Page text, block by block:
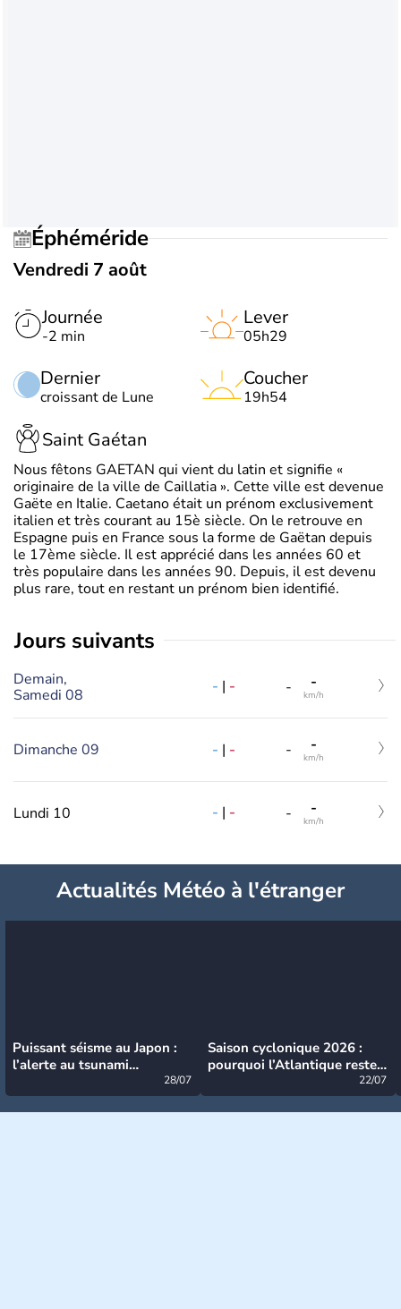
Éphéméride
Vendredi 7 août
Journée
-2 min
Dernier
croissant de Lune
Lever
05h29
Coucher
19h54
Saint Gaétan
Nous fêtons GAETAN qui vient du latin et signifie «
originaire de la ville de Caillatia ». Cette ville est devenue
Gaëte en Italie. Caetano était un prénom exclusivement
italien et très courant au 15è siècle. On le retrouve en
Espagne puis en France sous la forme de Gaëtan depuis
le 17ème siècle. Il est apprécié dans les années 60 et
très populaire dans les années 90. Depuis, il est devenu
plus rare, tout en restant un prénom bien identifié.
jours suivants
Demain,
Samedi 08
- | - - -
km/h
Dimanche 09 - | - - -
km/h
Lundi 10 - | - - -
km/h
Actualités Météo à l'étranger
Puissant séisme au Japon :
l’alerte au tsunami
28/07
Saison cyclonique 2026 :
pourquoi l’Atlantique reste
22/07